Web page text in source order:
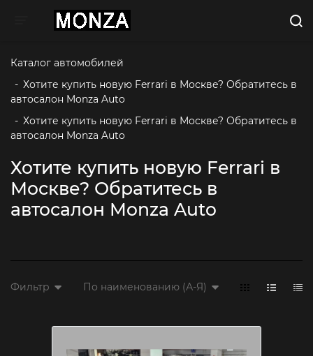
Toggle navigation
Каталог автомобилей
- Хотите купить новую Ferrari в Москве? Обратитесь в
автосалон Monza Auto
- Хотите купить новую Ferrari в Москве? Обратитесь в
автосалон Monza Auto
Хотите купить новую Ferrari в
Москве? Обратитесь в
автосалон Monza Auto
Фильтр По наименованию (А-Я)